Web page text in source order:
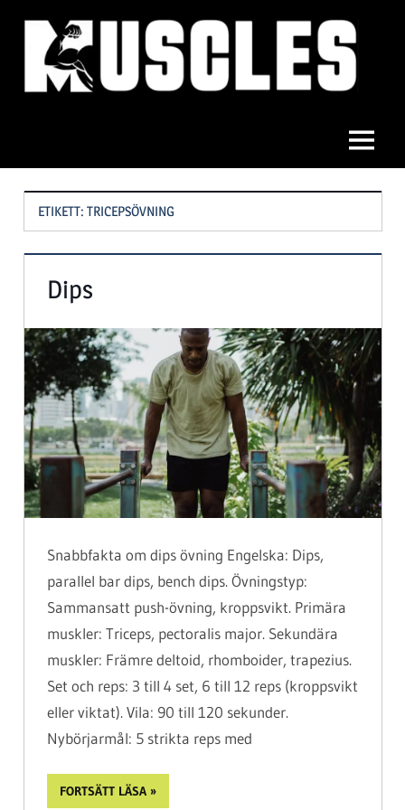
innehållMuscles
Meny
ETIKETT: TRICEPSÖVNING
Dips
Snabbfakta om dips övning Engelska: Dips,
parallel bar dips, bench dips. Övningstyp:
Sammansatt push-övning, kroppsvikt. Primära
muskler: Triceps, pectoralis major. Sekundära
muskler: Främre deltoid, rhomboider, trapezius.
Set och reps: 3 till 4 set, 6 till 12 reps (kroppsvikt
eller viktat). Vila: 90 till 120 sekunder.
Nybörjarmål: 5 strikta reps med
FORTSÄTT LÄSA